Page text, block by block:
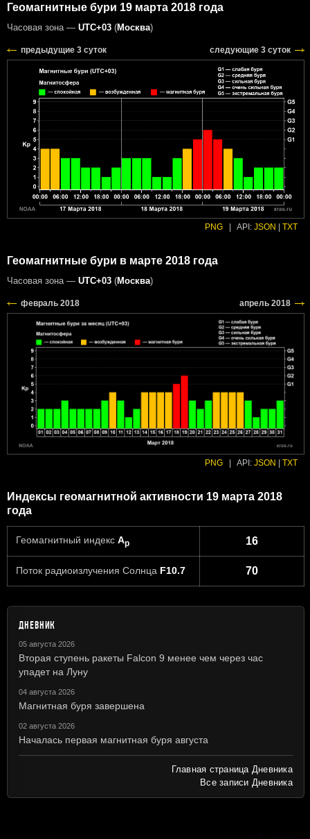
Геомагнитные бури 19 марта 2018 года
Часовая зона — UTC+03 (Москва)
предыдущие 3 суток следующие 3 суток
PNG API: JSON TXT
Геомагнитные бури в марте 2018 года
Часовая зона — UTC+03 (Москва)
PNG API: JSON TXT
Индексы геомагнитной активности 19 марта 2018
года
Геомагнитный индекс Ap 16
Поток радиоизлучения Солнца F10.7 70
ДНЕВНИК
05 августа 2026
Вторая ступень ракеты Falcon 9 менее чем через час
упадет на Луну
04 августа 2026
Магнитная буря завершена
02 августа 2026
Началась первая магнитная буря августа
Главная страница Дневника
Все записи Дневника